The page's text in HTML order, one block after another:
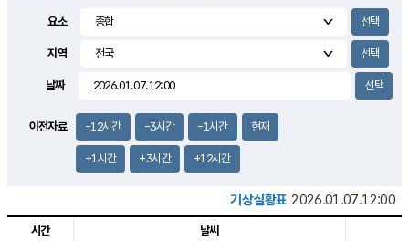
2.1m/s
14.5
요소
지역
날짜
이전자료 -12시간 -3시간 -1시간 현재
+1시간 +3시간 +12시간
기상실황표 2026.01.07.12:00
시간 날씨